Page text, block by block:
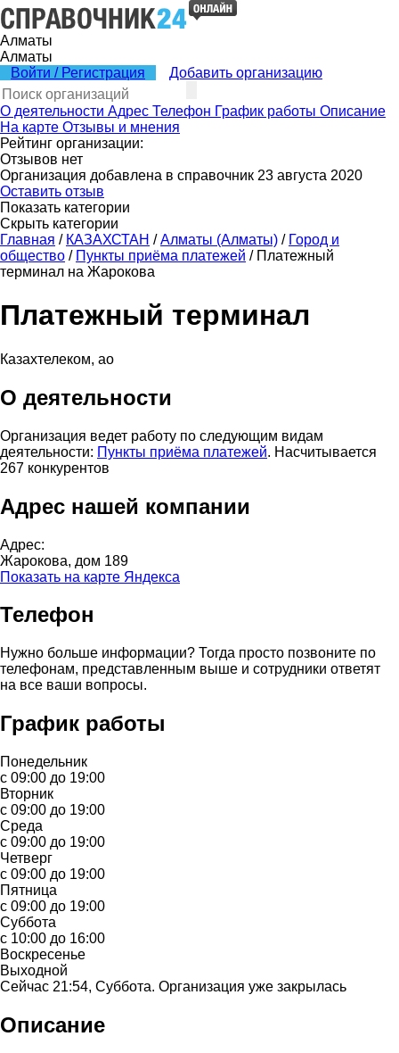
Алматы
Алматы
Войти / Регистрация
Добавить организацию
О деятельности Адрес Телефон График работы Описание
На карте Отзывы и мнения
Рейтинг организации:
Отзывов нет
Организация добавлена в справочник 23 августа 2020
Оставить отзыв
Показать категории
Скрыть категории
Главная / КАЗАХСТАН / Алматы (Алматы) / Город и
общество / Пункты приёма платежей / Платежный
терминал на Жарокова
Платежный терминал
Казахтелеком, ао
О деятельности
Организация ведет работу по следующим видам
деятельности: Пункты приёма платежей. Насчитывается
267 конкурентов
Адрес нашей компании
Адрес:
Жарокова, дом 189
Показать на карте Яндекса
Телефон
Нужно больше информации? Тогда просто позвоните по
телефонам, представленным выше и сотрудники ответят
на все ваши вопросы.
График работы
Понедельник
с 09:00 до 19:00
Вторник
с 09:00 до 19:00
Среда
с 09:00 до 19:00
Четверг
с 09:00 до 19:00
Пятница
с 09:00 до 19:00
Суббота
с 10:00 до 16:00
Воскресенье
Выходной
Сейчас 21:54, Суббота. Организация уже закрылась
Описание